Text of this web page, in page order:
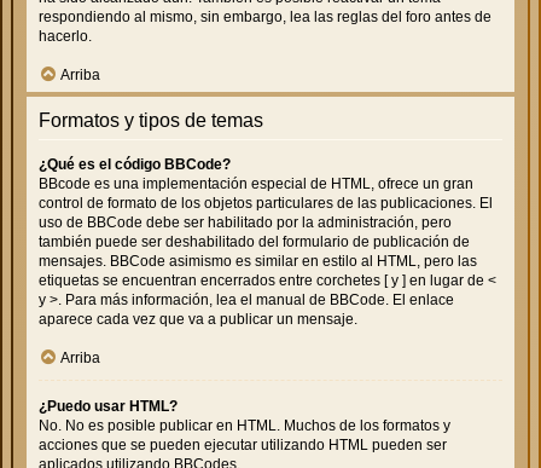
respondiendo al mismo, sin embargo, lea las reglas del foro antes de
hacerlo.
Arriba
Formatos y tipos de temas
¿Qué es el código BBCode?
BBcode es una implementación especial de HTML, ofrece un gran
control de formato de los objetos particulares de las publicaciones. El
uso de BBCode debe ser habilitado por la administración, pero
también puede ser deshabilitado del formulario de publicación de
mensajes. BBCode asimismo es similar en estilo al HTML, pero las
etiquetas se encuentran encerrados entre corchetes [ y ] en lugar de <
y >. Para más información, lea el manual de BBCode. El enlace
aparece cada vez que va a publicar un mensaje.
Arriba
¿Puedo usar HTML?
No. No es posible publicar en HTML. Muchos de los formatos y
acciones que se pueden ejecutar utilizando HTML pueden ser
aplicados utilizando BBCodes.